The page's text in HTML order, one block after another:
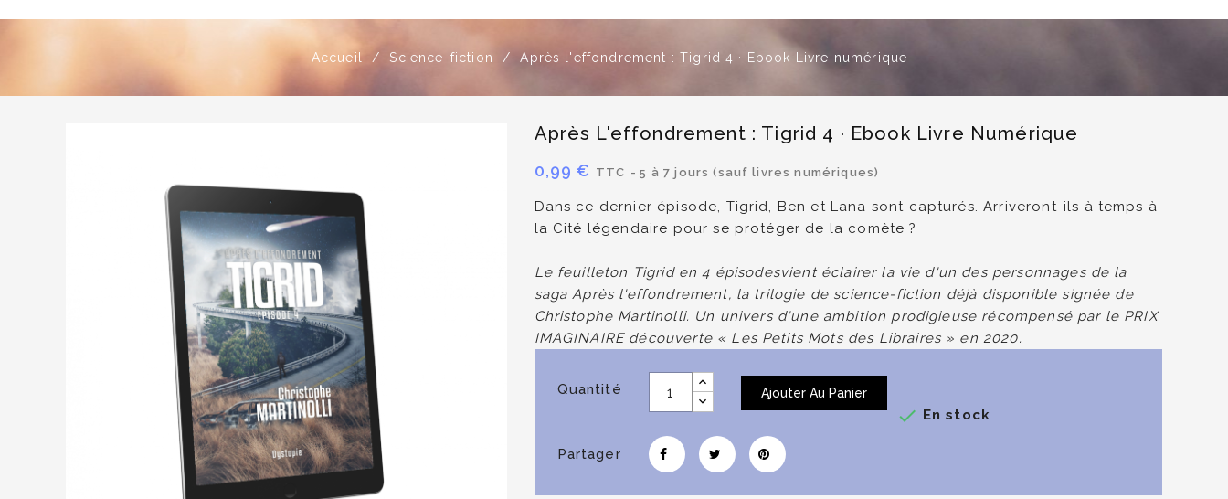
Accueil Science-fiction Après l'effondrement : Tigrid 4 · Ebook Livre numérique
Après L'effondrement : Tigrid 4 · Ebook Livre Numérique
0,99 € TTC 5 à 7 jours (sauf livres numériques)
Dans ce dernier épisode, Tigrid, Ben et Lana sont capturés. Arriveront-ils à temps à
la Cité légendaire pour se protéger de la comète ?
Le feuilleton Tigrid en 4 épisodesvient éclairer la vie d'un des personnages de la
sagaAprès l'effondrement, la trilogie de science-fiction déjà disponible signée de
Christophe Martinolli. Un univers d'une ambition prodigieuse récompensé par lePRIX
IMAGINAIREdécouverte « Les Petits Mots des Libraires » en 2020.
Quantité Ajouter Au Panier
 En stock
Partager